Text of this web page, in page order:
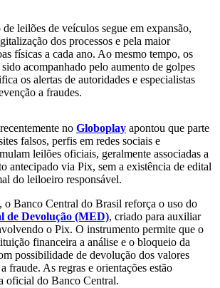
leilões de veículos segue em expansão,
dos processos e pela maior
físicas a cada ano. Ao mesmo tempo, os
acompanhado pelo aumento de golpes
os alertas de autoridades e especialistas
a fraudes.
no Globoplay apontou que parte
falsos, perfis em redes sociais e
leilões oficiais, geralmente associadas a
antecipado via Pix, sem a existência de edital
do leiloeiro responsável.
o Banco Central do Brasil reforça o uso do
de Devolução (MED), criado para auxiliar
o Pix. O instrumento permite que o
financeira a análise e o bloqueio da
possibilidade de devolução dos valores
fraude. As regras e orientações estão
oficial do Banco Central.